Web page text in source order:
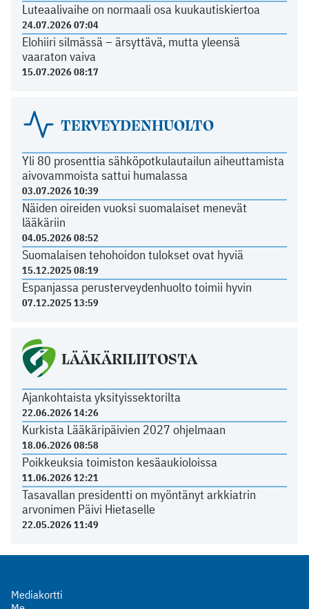
Luteaalivaihe on normaali osa kuukautiskiertoa
24.07.2026 07:04
Elohiiri silmässä – ärsyttävä, mutta yleensä
vaaraton vaiva
15.07.2026 08:17
TERVEYDENHUOLTO
Yli 80 prosenttia sähköpotkulautailun aiheuttamista
aivovammoista sattui humalassa
03.07.2026 10:39
Näiden oireiden vuoksi suomalaiset menevät
lääkäriin
04.05.2026 08:52
Suomalaisen tehohoidon tulokset ovat hyviä
15.12.2025 08:19
Espanjassa perusterveydenhuolto toimii hyvin
07.12.2025 13:59
LÄÄKÄRILIITOSTA
Ajankohtaista yksityissektorilta
22.06.2026 14:26
Kurkista Lääkäripäivien 2027 ohjelmaan
18.06.2026 08:58
Poikkeuksia toimiston kesäaukioloissa
11.06.2026 12:21
Tasavallan presidentti on myöntänyt arkkiatrin
arvonimen Päivi Hietaselle
22.05.2026 11:49
Mediakortti